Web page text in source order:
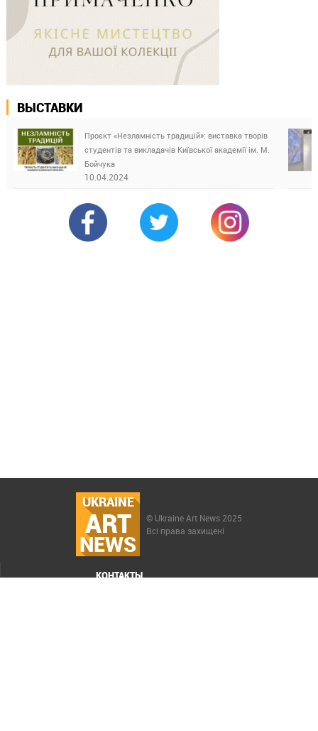
ВЫСТАВКИ
Проєкт «Незламність традицій»: виставка творів
студентів та викладачів Київської академії ім. М.
Бойчука
10.04.2024
UKRAINE
ART
NEWS
© Ukraine Art News 2025
Всі права захищені
КОНТАКТЫ